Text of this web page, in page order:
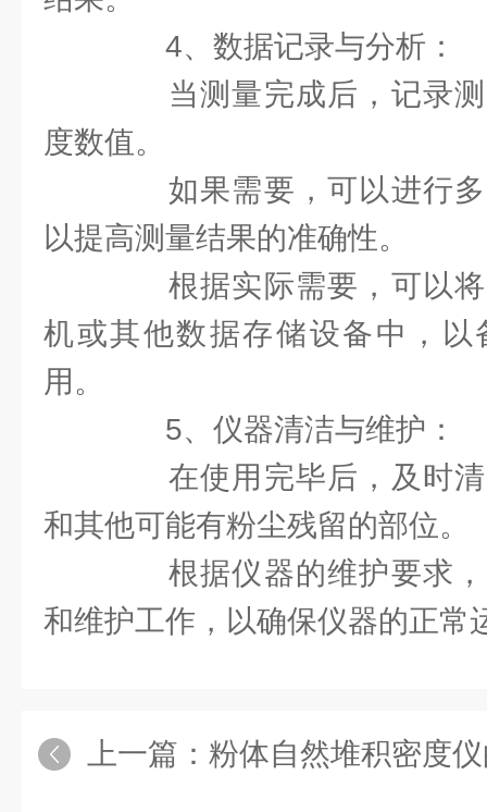
4、数据记录与分析：
当测量完成后，记录测
度数值。
如果需要，可以进行多
以提高测量结果的准确性。
根据实际需要，可以将
机或其他数据存储设备中，以
用。
5、仪器清洁与维护：
在使用完毕后，及时清
和其他可能有粉尘残留的部位。
根据仪器的维护要求，
和维护工作，以确保仪器的正常
上一篇： 粉体自然堆积密度仪的